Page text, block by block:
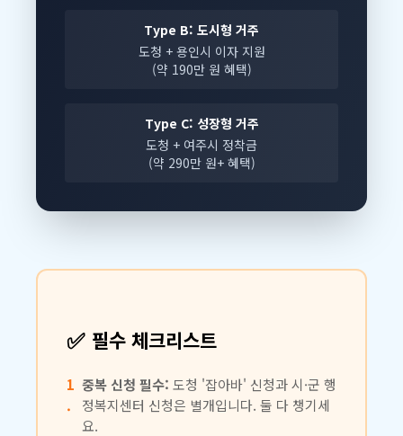
Type B: 도시형 거주
도청 + 용인시 이자 지원
(약 190만 원 혜택)
Type C: 성장형 거주
도청 + 여주시 정착금
(약 290만 원+ 혜택)
✅ 필수 체크리스트
1
.
중복 신청 필수: 도청 '잡아바' 신청과 시·군 행
정복지센터 신청은 별개입니다. 둘 다 챙기세
요.